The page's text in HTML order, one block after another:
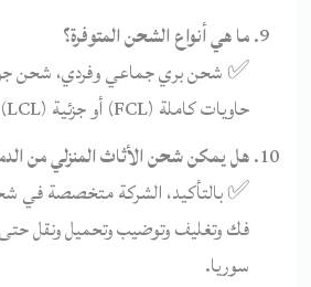
ما هي أنواع الشحن المتوفرة؟
✅ شحن بري جماعي وفردي، شحن
حاويات كاملة (FCL) أو جزئية (LCL).
هل يمكن شحن الأثاث المنزلي من
✅ بالتأكيد، الشركة متخصصة في
فك وتغليف وتوضيب وتحميل ونقل
سوريا.